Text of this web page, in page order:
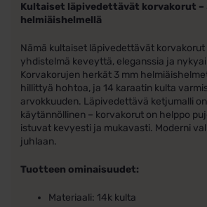
Kultaiset läpivedettävät korvakorut –
helmiäishelmellä
Nämä kultaiset läpivedettävät
yhdistelmä keveyttä, eleganssia ja
Korvakorujen herkät 3 mm
hillittyä hohtoa, ja 14 karaatin kulta
arvokkuuden. Läpivedettävä ketjumalli
käytännöllinen – korvakorut on helppo
istuvat kevyesti ja mukavasti. Moderni
juhlaan.
Tuotteen ominaisuudet:
Materiaali: 14k kulta